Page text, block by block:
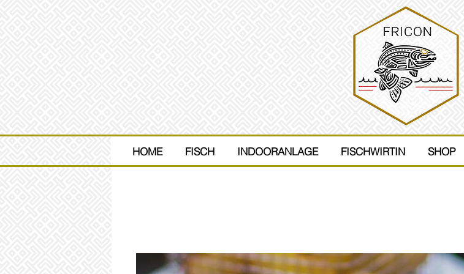
HOME FISCH INDOORANLAGE FISCHWIRTIN
HOME FISCH INDOORANLAGE FISCHWIRTIN SHOP